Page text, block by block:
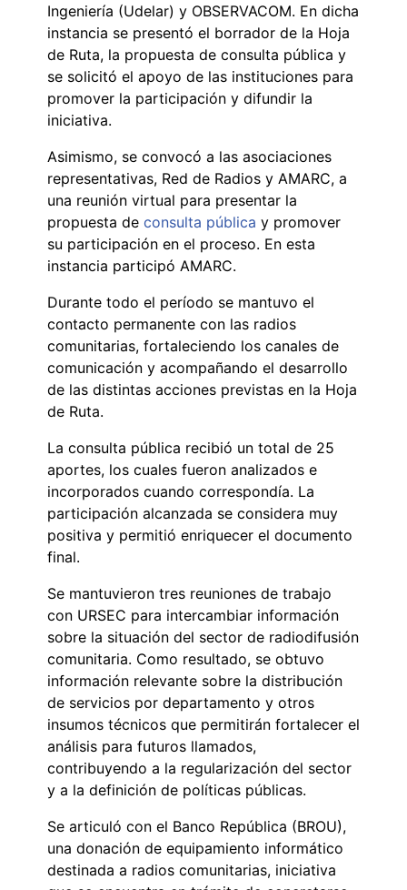
Ingeniería (Udelar) y OBSERVACOM. En dicha
instancia se presentó el borrador de la Hoja
de Ruta, la propuesta de consulta pública y
se solicitó el apoyo de las instituciones para
promover la participación y difundir la
iniciativa.
Asimismo, se convocó a las asociaciones
representativas, Red de Radios y AMARC, a
una reunión virtual para presentar la
propuesta de consulta pública y promover
su participación en el proceso. En esta
instancia participó AMARC.
Durante todo el período se mantuvo el
contacto permanente con las radios
comunitarias, fortaleciendo los canales de
comunicación y acompañando el desarrollo
de las distintas acciones previstas en la Hoja
de Ruta.
La consulta pública recibió un total de 25
aportes, los cuales fueron analizados e
incorporados cuando correspondía. La
participación alcanzada se considera muy
positiva y permitió enriquecer el documento
final.
Se mantuvieron tres reuniones de trabajo
con URSEC para intercambiar información
sobre la situación del sector de radiodifusión
comunitaria. Como resultado, se obtuvo
información relevante sobre la distribución
de servicios por departamento y otros
insumos técnicos que permitirán fortalecer el
análisis para futuros llamados,
contribuyendo a la regularización del sector
y a la definición de políticas públicas.
Se articuló con el Banco República (BROU),
una donación de equipamiento informático
destinada a radios comunitarias, iniciativa